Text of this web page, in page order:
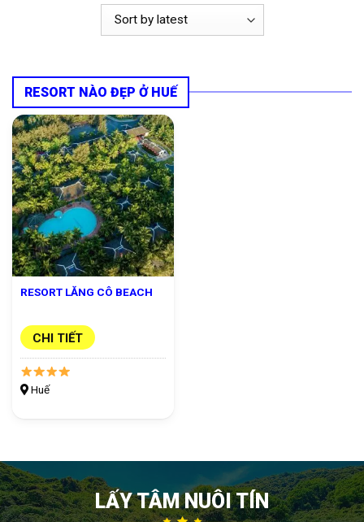
RESORT NÀO ĐẸP Ở HUẾ
RESORT LĂNG CÔ BEACH
CHI TIẾT
Huế
LẤY TÂM NUÔI TÍN